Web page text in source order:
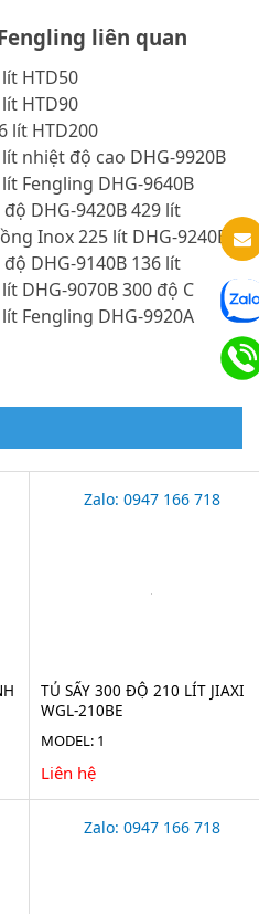
liên quan
HTD50
HTD90
lít HTD200
nhiệt độ cao DHG-9920B
Fengling DHG-9640B
DHG-9420B 429 lít
Inox 225 lít DHG-9240B
DHG-9140B 136 lít
DHG-9070B 300 độ C
Fengling DHG-9920A
Zalo: 0947 166 718
TỦ SẤY 300 ĐỘ 210 LÍT JIAXI
WGL-210BE
MODEL: 1
Liên hệ
Zalo: 0947 166 718